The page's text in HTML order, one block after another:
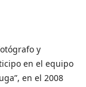
y
en el equipo
en el 2008